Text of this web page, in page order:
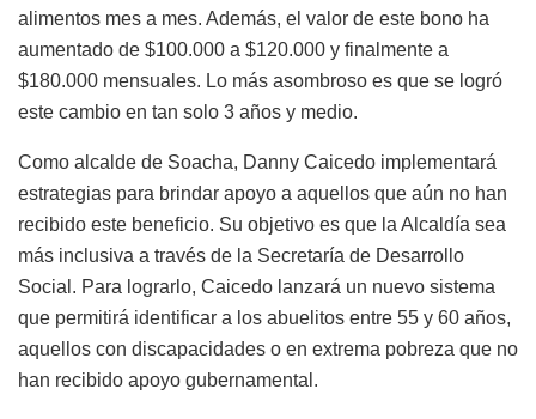
alimentos mes a mes. Además, el valor de este bono ha
aumentado de $100.000 a $120.000 y finalmente a
$180.000 mensuales. Lo más asombroso es que se logró
este cambio en tan solo 3 años y medio.
Como alcalde de Soacha, Danny Caicedo implementará
estrategias para brindar apoyo a aquellos que aún no han
recibido este beneficio. Su objetivo es que la Alcaldía sea
más inclusiva a través de la Secretaría de Desarrollo
Social. Para lograrlo, Caicedo lanzará un nuevo sistema
que permitirá identificar a los abuelitos entre 55 y 60 años,
aquellos con discapacidades o en extrema pobreza que no
han recibido apoyo gubernamental.